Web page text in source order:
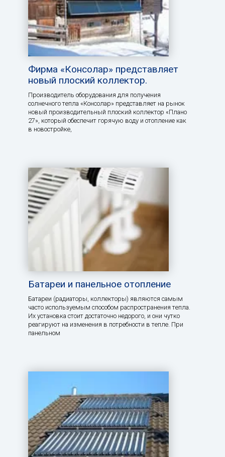
Фирма «Консолар» представляет
новый плоский коллектор.
Производитель оборудования для получения
солнечного тепла «Консолар» представляет на рынок
новый производительный плоский коллектор «Плано
27», который обеспечит горячую воду и отопление как
в новостройке,
Батареи и панельное отопление
Батареи (радиаторы, коллекторы) являются самым
часто используемым способом распространения тепла.
Их установка стоит достаточно недорого, и они чутко
реагируют на изменения в потребности в тепле. При
панельном